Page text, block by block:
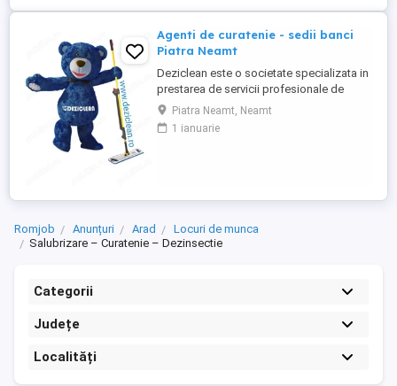
Agenti de curatenie - sedii banci
Piatra Neamt
Deziclean este o societate specializata in
prestarea de servicii profesionale de
curatenie. Compania noastra asigura
servicii de curatenie in aproape toate
orasele mari din Romania. Suntem in
Piatra Neamt, Neamt
1 ianuarie
Romjob Anunțuri Arad
Locuri de munca
Salubrizare – Curatenie – Dezinsectie
Categorii
Județe
Localități